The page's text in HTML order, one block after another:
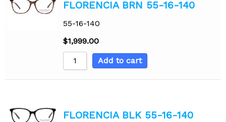
FLORENCIA BRN 55-16-140
55-16-140
$1,999.00
Add to cart
FLORENCIA BLK 55-16-140